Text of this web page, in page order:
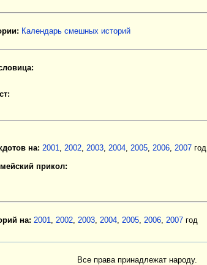
Календарь смешных историй
на: 2001, 2002, 2003, 2004, 2005, 2006, 2007 год
прикол:
на: 2001, 2002, 2003, 2004, 2005, 2006, 2007 год
Все права принадлежат народу.